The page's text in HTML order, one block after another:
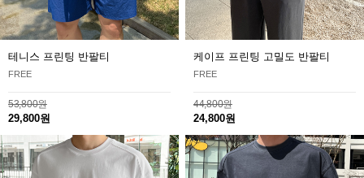
테니스 프린팅 반팔티
FREE
53,800원
29,800원
케이프 프린팅 고밀도 반팔티
FREE
44,800원
24,800원